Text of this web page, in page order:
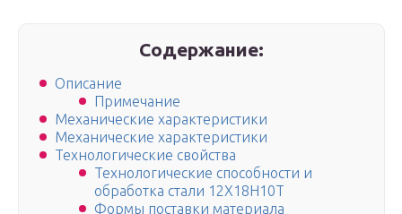
Содержание:
Описание
Примечание
Механические характеристики
Механические характеристики
Технологические свойства
Технологические способности и
обработка стали 12Х18Н10Т
Формы поставки материала